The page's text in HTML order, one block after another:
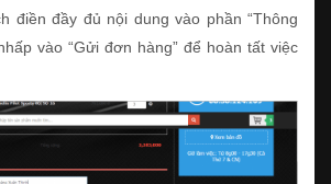
điền đầy đủ nội dung vào phần “Thông
vào “Gửi đơn hàng” để hoàn tất việc